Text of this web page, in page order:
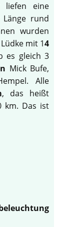
liefen eine
rund
wurden
mit 14
es gleich 3
Mick Bufe,
Alle
, das heißt
km. Das ist